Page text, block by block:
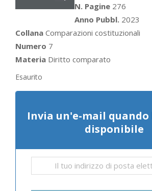
N. Pagine 276
Anno Pubbl. 2023
Collana Comparazioni costituzionali
Numero 7
Materia Diritto comparato
Esaurito
Invia un'e-mail quando
disponibile